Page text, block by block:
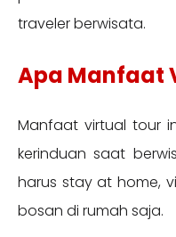
traveler berwisata.
Apa Manfaat
Manfaat virtual tour
kerinduan saat
harus stay at home,
bosan di rumah saja.